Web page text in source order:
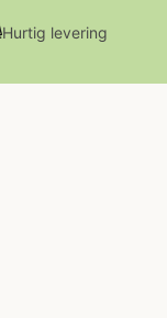
Hurtig levering